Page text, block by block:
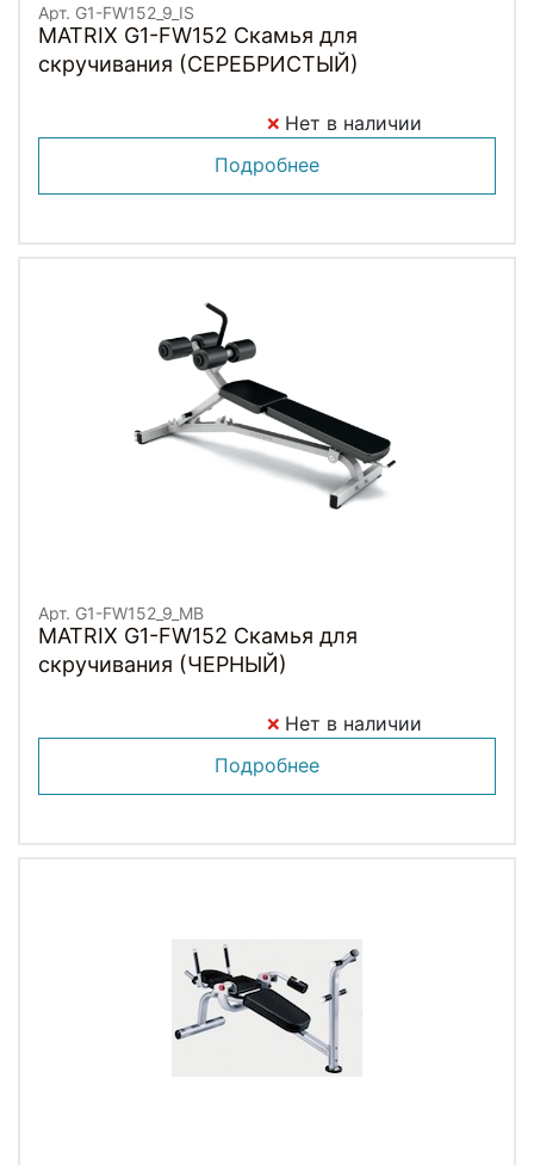
Арт. G1-FW152_9_IS
MATRIX G1-FW152 Скамья для
скручивания (СЕРЕБРИСТЫЙ)
Нет в наличии
Подробнее
Арт. G1-FW152_9_MB
MATRIX G1-FW152 Скамья для
скручивания (ЧЕРНЫЙ)
Нет в наличии
Подробнее